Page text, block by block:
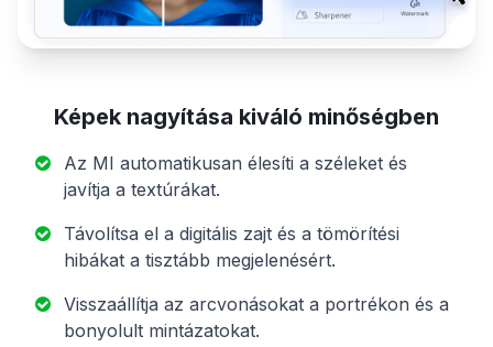
Képek nagyítása kiváló minőségben
Az MI automatikusan élesíti a széleket és
javítja a textúrákat.
Távolítsa el a digitális zajt és a tömörítési
hibákat a tisztább megjelenésért.
Visszaállítja az arcvonásokat a portrékon és a
bonyolult mintázatokat.